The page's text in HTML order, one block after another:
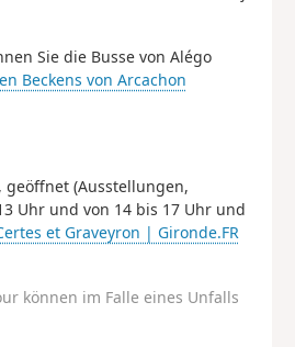
Sie die Busse von Alégo
Beckens von Arcachon
geöffnet (Ausstellungen,
Uhr und von 14 bis 17 Uhr und
et Graveyron | Gironde.FR
können im Falle eines Unfalls